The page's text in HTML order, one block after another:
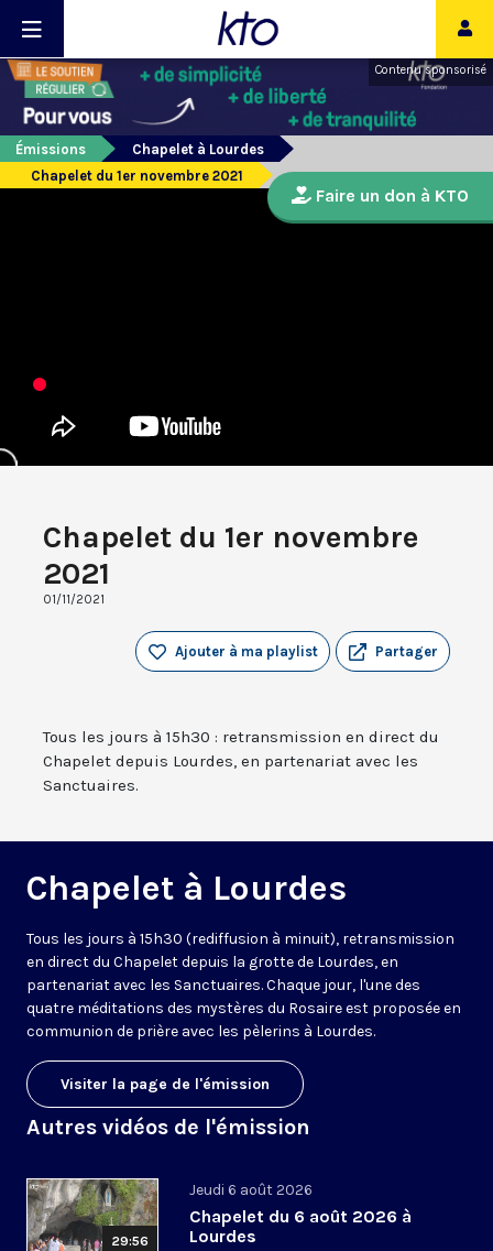
Contenu sponsorisé
Émissions
Chapelet à Lourdes
Chapelet du 1er novembre 2021
Chapelet du 1er novembre
2021
01/11/2021
Partager
Ajouter à ma playlist
Tous les jours à 15h30 : retransmission en direct du
Chapelet depuis Lourdes, en partenariat avec les
Sanctuaires.
Chapelet à Lourdes
Tous les jours à 15h30 (rediffusion à minuit), retransmission
en direct du Chapelet depuis la grotte de Lourdes, en
partenariat avec les Sanctuaires. Chaque jour, l'une des
quatre méditations des mystères du Rosaire est proposée en
communion de prière avec les pèlerins à Lourdes.
Visiter la page de l'émission
Autres vidéos de l'émission
29:56
Jeudi 6 août 2026
Chapelet du 6 août 2026 à
Lourdes
Faire un don à KTO